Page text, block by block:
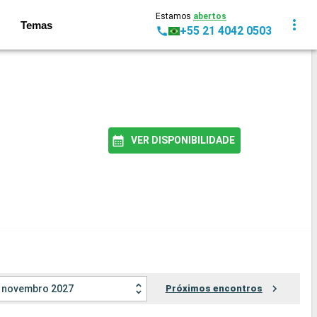
Temas
Estamos abertos
+55 21 4042 0503
VER DISPONIBILIDADE
novembro 2027 Próximos encontros